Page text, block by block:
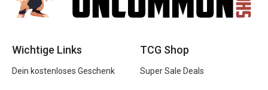
Wichtige Links
Dein kostenloses Geschenk
TCG Shop
Super Sale Deals